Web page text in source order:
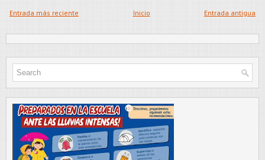
Entrada más reciente Entrada antigua
Inicio